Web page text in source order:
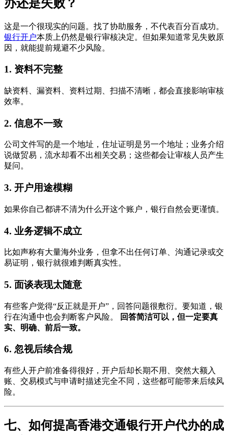
办还是失败？
这是一个很现实的问题。找了协助服务，不代表百分百成功。
银行开户本质上仍然是银行审核决定。但如果知道常见失败原
因，就能提前规避不少风险。
1. 资料不完整
缺资料、漏资料、资料过期、扫描不清晰，都会直接影响审核
效率。
2. 信息不一致
公司文件写的是一个地址，住址证明是另一个地址；业务介绍
说做贸易，流水却看不出相关交易；这些都会让审核人员产生
疑问。
3. 开户用途模糊
如果你自己都讲不清为什么开这个账户，银行自然会更谨慎。
4. 业务逻辑不成立
比如声称有大量海外业务，但拿不出任何订单、沟通记录或交
易证明，银行就很难判断真实性。
5. 面谈表现太随意
有些客户觉得“反正就是开户”，回答问题很敷衍。要知道，银
行在沟通中也会判断客户风险。
回答简洁可以，但一定要真
实、明确、前后一致。
6. 忽视后续合规
有些人开户前准备得很好，开户后却长期不用、突然大额入
账、交易模式与申请时描述完全不同，这些都可能带来后续风
险。
七、如何提高香港交通银行开户代办的成